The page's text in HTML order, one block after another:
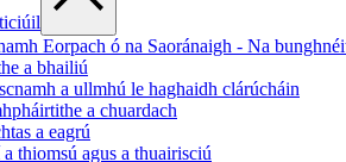
Eorpach ó na Saoránaigh - Na
a bhailiú
a ullmhú le haghaidh clárúcháin
a chuardach
a eagrú
thiomsú agus a thuairisciú